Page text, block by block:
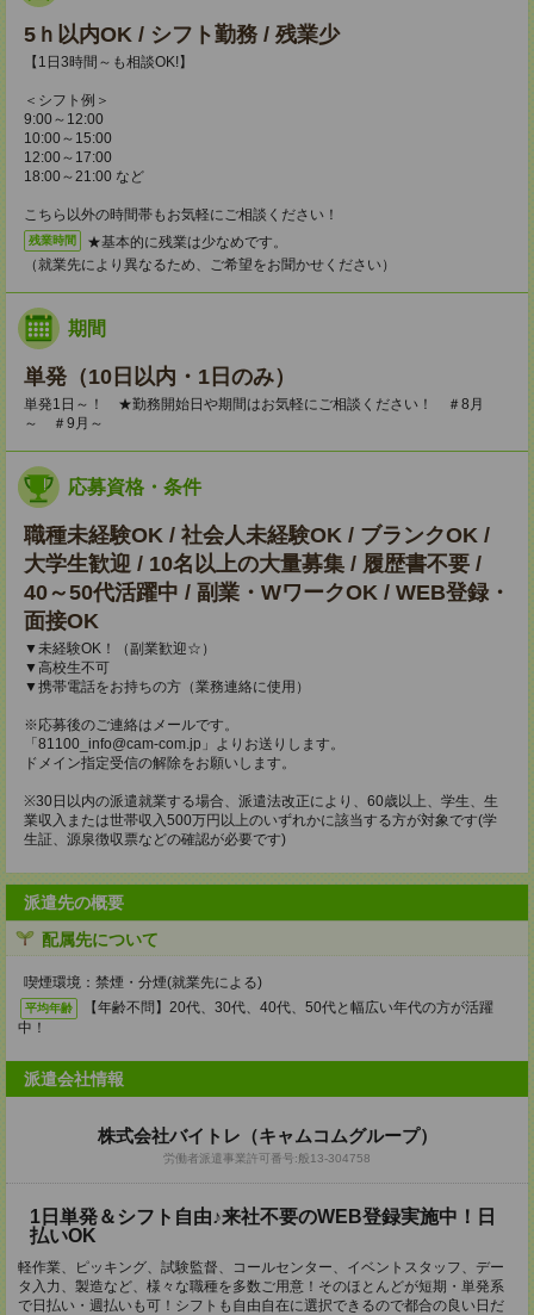
5ｈ以内OK / シフト勤務 / 残業少
【1日3時間～も相談OK!】
＜シフト例＞
9:00～12:00
10:00～15:00
12:00～17:00
18:00～21:00 など
こちら以外の時間帯もお気軽にご相談ください！
残業時間
★基本的に残業は少なめです。
（就業先により異なるため、ご希望をお聞かせください）
期間
単発（10日以内・1日のみ）
単発1日～！ ★勤務開始日や期間はお気軽にご相談ください！ ＃8月
～ ＃9月～
応募資格・条件
職種未経験OK / 社会人未経験OK / ブランクOK /
大学生歓迎 / 10名以上の大量募集 / 履歴書不要 /
40～50代活躍中 / 副業・WワークOK / WEB登録・
面接OK
▼未経験OK！（副業歓迎☆）
▼高校生不可
▼携帯電話をお持ちの方（業務連絡に使用）
※応募後のご連絡はメールです。
「81100_info@cam-com.jp」よりお送りします。
ドメイン指定受信の解除をお願いします。
※30日以内の派遣就業する場合、派遣法改正により、60歳以上、学生、生
業収入または世帯収入500万円以上のいずれかに該当する方が対象です(学
生証、源泉徴収票などの確認が必要です)
派遣先の概要
配属先について
喫煙環境：禁煙・分煙(就業先による)
平均年齢
【年齢不問】20代、30代、40代、50代と幅広い年代の方が活躍
中！
派遣会社情報
株式会社バイトレ（キャムコムグループ）
労働者派遣事業許可番号:般13-304758
1日単発＆シフト自由♪来社不要のWEB登録実施中！日
払いOK
軽作業、ピッキング、試験監督、コールセンター、イベントスタッフ、デー
タ入力、製造など、様々な職種を多数ご用意！そのほとんどが短期・単発系
で日払い・週払いも可！シフトも自由自在に選択できるので都合の良い日だ